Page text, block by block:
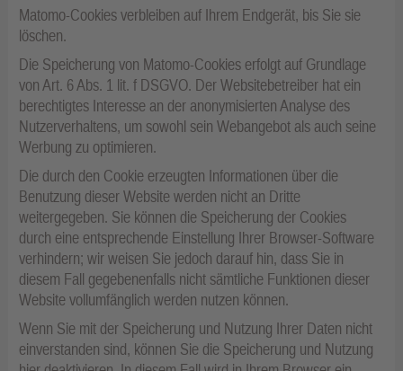
Matomo-Cookies verbleiben auf Ihrem Endgerät, bis Sie sie
löschen.
Die Speicherung von Matomo-Cookies erfolgt auf Grundlage
von Art. 6 Abs. 1 lit. f DSGVO. Der Websitebetreiber hat ein
berechtigtes Interesse an der anonymisierten Analyse des
Nutzerverhaltens, um sowohl sein Webangebot als auch seine
Werbung zu optimieren.
Die durch den Cookie erzeugten Informationen über die
Benutzung dieser Website werden nicht an Dritte
weitergegeben. Sie können die Speicherung der Cookies
durch eine entsprechende Einstellung Ihrer Browser-Software
verhindern; wir weisen Sie jedoch darauf hin, dass Sie in
diesem Fall gegebenenfalls nicht sämtliche Funktionen dieser
Website vollumfänglich werden nutzen können.
Wenn Sie mit der Speicherung und Nutzung Ihrer Daten nicht
einverstanden sind, können Sie die Speicherung und Nutzung